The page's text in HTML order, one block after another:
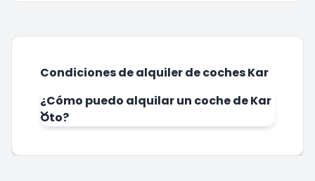
Condiciones de alquiler de coches Kar
¿Cómo puedo alquilar un coche de Kar
Oto?